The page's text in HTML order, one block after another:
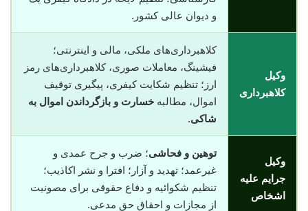
و دیوان عالی کشور.
وکیل
کلاهبرداری
کلاهبرداری‌های ملکی، مالی و اینترنتی؛
فیشینگ، معاملات صوری، کلاهبرداری‌های رمز
ارز؛ تنظیم شکایت کیفری، پیگیری توقیف
اموال، مطالبه خسارت و بازگرداندن اموال به
شاکی.
وکیل
جرایم علیه
اشخاص
توهین و فحاشی؛ ضرب و جرح عمدی و
غیرعمد؛ تهدید و آزار؛ افترا و نشر اکاذیب؛
تنظیم شکوائیه و دفاع حقوقی برای مصونیت
از مجازات و احقاق حق مدعی.